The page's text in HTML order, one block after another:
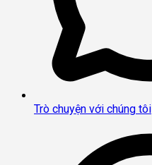
Trò chuyện với chúng tôi